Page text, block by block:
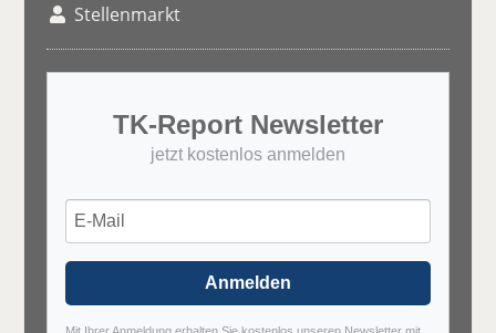
Stellenmarkt
TK-Report Newsletter
jetzt kostenlos anmelden
Anmelden